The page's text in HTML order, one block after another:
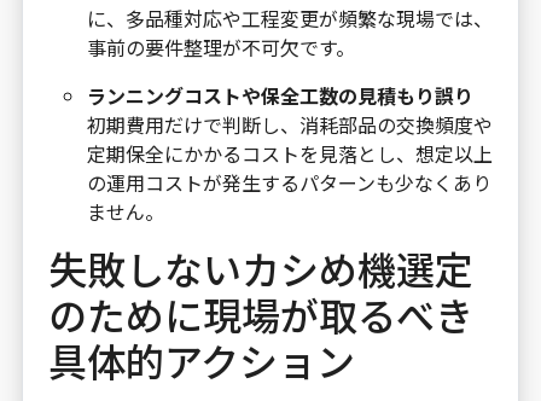
に、多品種対応や工程変更が頻繁な現場では、
事前の要件整理が不可欠です。
ランニングコストや保全工数の見積もり誤り
初期費用だけで判断し、消耗部品の交換頻度や
定期保全にかかるコストを見落とし、想定以上
の運用コストが発生するパターンも少なくあり
ません。
失敗しないカシめ機選定
のために現場が取るべき
具体的アクション